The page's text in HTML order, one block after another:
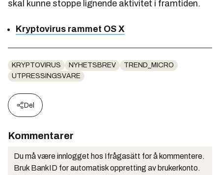
skal kunne stoppe lignende aktivitet i framtiden.
Kryptovirus rammet OS X
KRYPTOVIRUS NYHETSBREV
TREND_MICRO
UTPRESSINGSVARE
Del
Kommentarer
Du må være innlogget hos Ifrågasätt for å kommentere.
Bruk BankID for automatisk oppretting av brukerkonto.